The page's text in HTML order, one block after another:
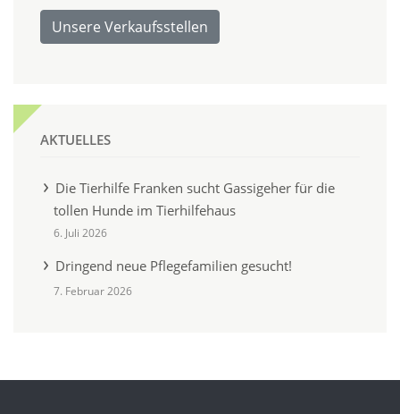
Unsere Verkaufsstellen
AKTUELLES
Die Tierhilfe Franken sucht Gassigeher für die
tollen Hunde im Tierhilfehaus
6. Juli 2026
Dringend neue Pflegefamilien gesucht!
7. Februar 2026